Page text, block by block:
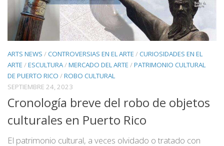
ARTS NEWS /CONTROVERSIAS EN EL ARTE /CURIOSIDADES EN EL
ARTE /ESCULTURA/MERCADO DEL ARTE /PATRIMONIO CULTURAL
DE PUERTO RICO /ROBO CULTURAL
SEPTIEMBRE 24, 2023
Cronología breve del robo de objetos
culturales en Puerto Rico
El patrimonio cultural, a veces olvidado o tratado con